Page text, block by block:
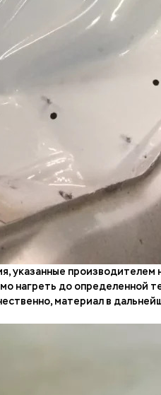
указанные производителем
нагреть до определенной
материал в